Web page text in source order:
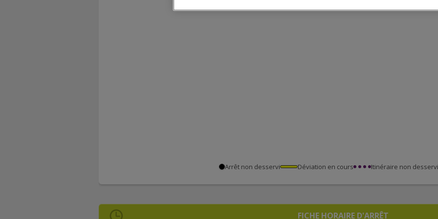
Arrêt non desservi Déviation en cours Itinéraire non desservi
FICHE HORAIRE D'ARRÊT